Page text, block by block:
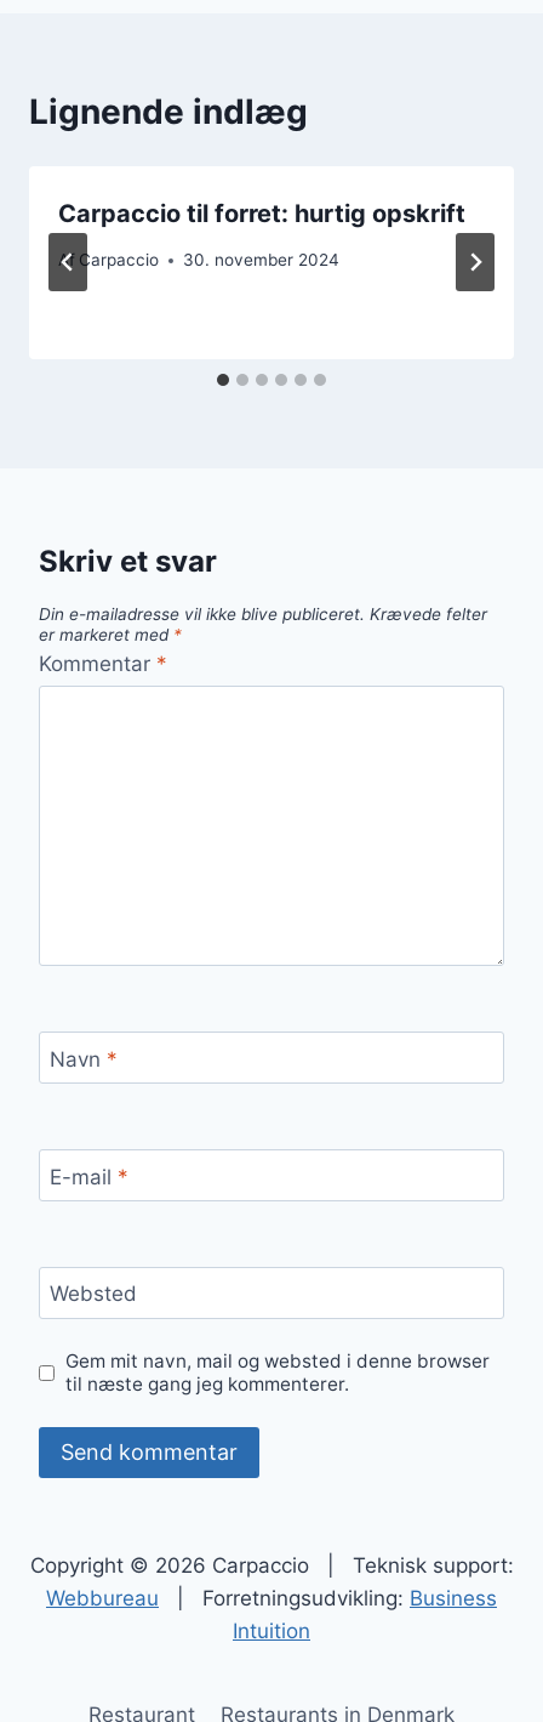
Lignende indlæg
Carpaccio til forret: hurtig opskrift
Af Carpaccio 30. november 2024
Skriv et svar
Din e-mailadresse vil ikke blive publiceret. Krævede felter
er markeret med *
Kommentar *
Navn *
E-mail *
Websted
Gem mit navn, mail og websted i denne browser
til næste gang jeg kommenterer.
Copyright © 2026 Carpaccio | Teknisk support:
Webbureau | Forretningsudvikling: Business
Intuition
Restaurant Restaurants in Denmark